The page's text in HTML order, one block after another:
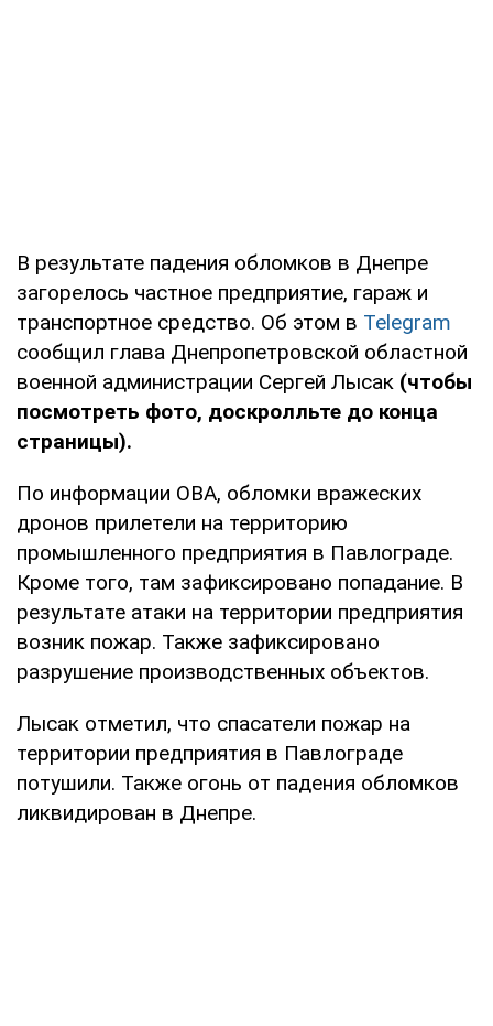
В результате падения обломков в Днепре
загорелось частное предприятие, гараж и
транспортное средство. Об этом в Telegram
сообщил глава Днепропетровской областной
военной администрации Сергей Лысак (чтобы
посмотреть фото, доскролльте до конца
страницы).
По информации ОВА, обломки вражеских
дронов прилетели на территорию
промышленного предприятия в Павлограде.
Кроме того, там зафиксировано попадание. В
результате атаки на территории предприятия
возник пожар. Также зафиксировано
разрушение производственных объектов.
Лысак отметил, что спасатели пожар на
территории предприятия в Павлограде
потушили. Также огонь от падения обломков
ликвидирован в Днепре.